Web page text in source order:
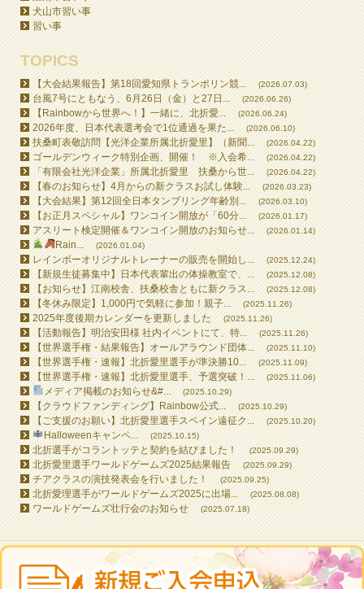
犬山市習い事
習い事
TOPICS
【大会結果報告】第18回愛知県トランポリン競... (2026.07.03)
台風7号にともなう、6月26日（金）と27日... (2026.06.26)
【Rainbowから世界へ！】一緒に、北折愛... (2026.06.24)
2026年度、日本代表選考会で1位通過を果た... (2026.06.10)
扶桑町表敬訪問【光洋企業所属北折愛里】（新聞... (2026.04.22)
ゴールデンウィーク特別企画、開催！ ※入会希... (2026.04.22)
「有限会社光洋企業」所属北折愛里 扶桑から世... (2026.04.22)
【春のお知らせ】4月からの新クラスお試し体験... (2026.03.23)
【大会結果】第12回全日本タンブリング年齢別... (2026.03.10)
【お正月スペシャル】ワンコイン開放が「60分... (2026.01.17)
アスリート検定開催＆ワンコイン開放のお知らせ... (2026.01.14)
Rain... (2026.01.04)
レインボーオリジナルトレーナーの販売を開始し... (2025.12.24)
【新規生徒募集中】日本代表輩出の体操教室で、... (2025.12.08)
【お知らせ】江南校舎、扶桑校舎ともに新クラス... (2025.12.08)
【冬休み限定】1,000円で気軽に参加！親子... (2025.11.26)
2025年度後期カレンダーを更新しました (2025.11.26)
【活動報告】明治安田様 社内イベントにて、特... (2025.11.26)
【世界選手権・結果報告】オールアラウンド団体... (2025.11.10)
【世界選手権・速報】北折愛里選手が準決勝10... (2025.11.09)
【世界選手権・速報】北折愛里選手、予選突破！... (2025.11.06)
メディア掲載のお知らせ&#... (2025.10.29)
【クラウドファンディング】Rainbow公式... (2025.10.29)
【ご支援のお願い】北折愛里選手スペイン遠征ク... (2025.10.20)
Halloweenキャンペ... (2025.10.15)
北折選手がコラントッテと契約を結びました！ (2025.09.29)
北折愛里選手ワールドゲームズ2025結果報告 (2025.09.29)
チアクラスの演技発表会を行いました！ (2025.09.25)
北折愛理選手がワールドゲームズ2025に出場... (2025.08.08)
ワールドゲームズ壮行会のお知らせ (2025.07.18)
All contents © 2026 RAINBOW GYMNASTICS SCHOOL All Rights Reserved.